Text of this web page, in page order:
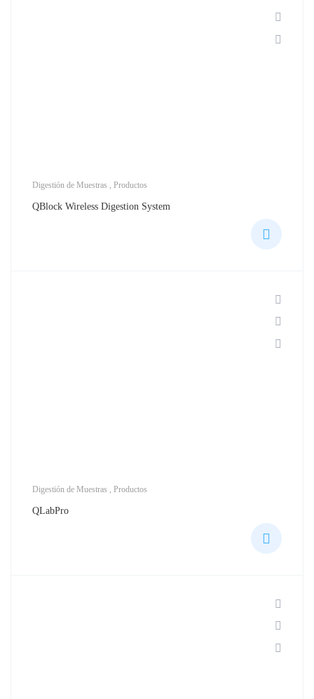
Digestión de Muestras , Productos
QBlock Wireless Digestion System
Digestión de Muestras , Productos
QLabPro